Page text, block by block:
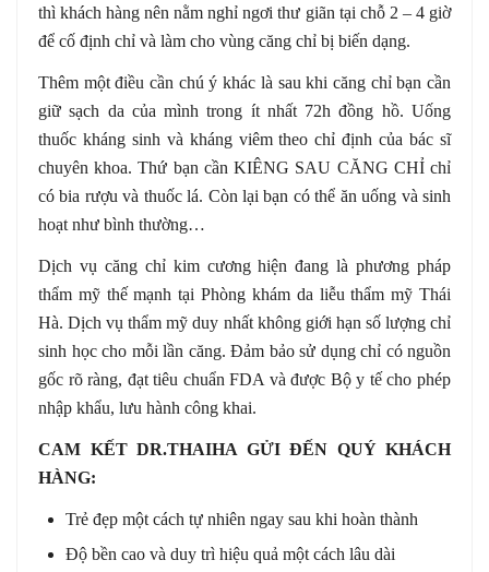
thì khách hàng nên nằm nghỉ ngơi thư giãn tại chỗ 2 – 4 giờ
để cố định chỉ và làm cho vùng căng chỉ bị biến dạng.
Thêm một điều cần chú ý khác là sau khi căng chỉ bạn cần
giữ sạch da của mình trong ít nhất 72h đồng hồ. Uống
thuốc kháng sinh và kháng viêm theo chỉ định của bác sĩ
chuyên khoa. Thứ bạn cần KIÊNG SAU CĂNG CHỈ chỉ
có bia rượu và thuốc lá. Còn lại bạn có thể ăn uống và sinh
hoạt như bình thường…
Dịch vụ căng chỉ kim cương hiện đang là phương pháp
thẩm mỹ thế mạnh tại Phòng khám da liễu thẩm mỹ Thái
Hà. Dịch vụ thẩm mỹ duy nhất không giới hạn số lượng chỉ
sinh học cho mỗi lần căng. Đảm bảo sử dụng chỉ có nguồn
gốc rõ ràng, đạt tiêu chuẩn FDA và được Bộ y tế cho phép
nhập khẩu, lưu hành công khai.
CAM KẾT DR.THAIHA GỬI ĐẾN QUÝ KHÁCH
HÀNG:
Trẻ đẹp một cách tự nhiên ngay sau khi hoàn thành
Độ bền cao và duy trì hiệu quả một cách lâu dài